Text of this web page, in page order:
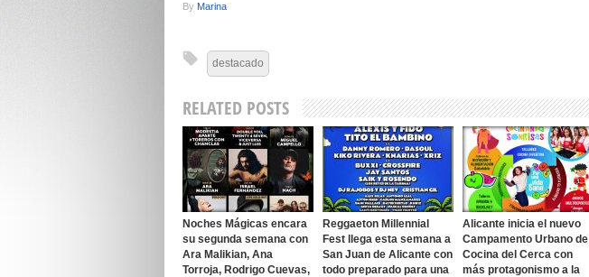
By Marina
destacado
RELATED POSTS
Noches Mágicas encara
su segunda semana con
Ara Malikian, Ana
Torroja, Rodrigo Cuevas,
Reggaeton Millennial
Fest llega esta semana a
San Juan de Alicante con
todo preparado para una
Alicante inicia el nuevo
Campamento Urbano de
Cocina del Cerca con
más protagonismo a la